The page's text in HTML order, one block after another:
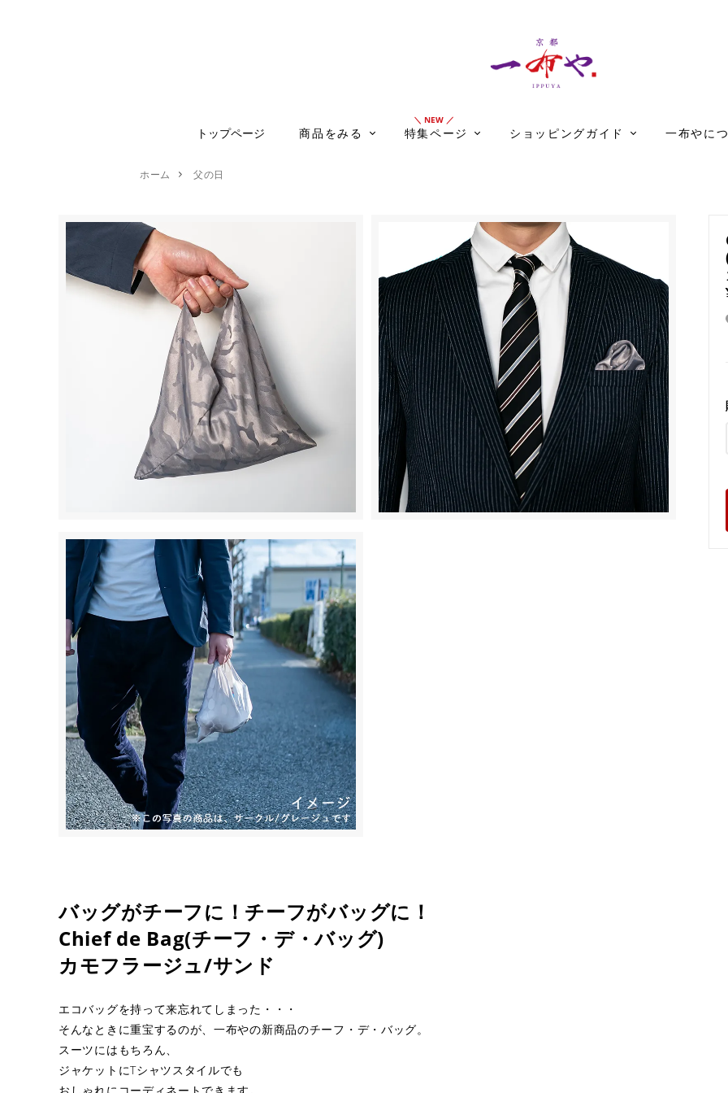
トップページ 商品をみる 特集ページ ショッピングガイド 一布やに
ホーム 父の日
バッグがチーフに！チーフがバッグに！
Chief de Bag(チーフ・デ・バッグ)
カモフラージュ/サンド
エコバッグを持って来忘れてしまった・・・
そんなときに重宝するのが、一布やの新商品のチーフ・デ・バッグ。
スーツにはもちろん、
ジャケットにTシャツスタイルでも